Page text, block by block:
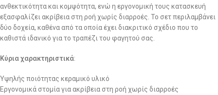
ανθεκτικότητα και κομψότητα, ενώ η εργονομική τους κατασκευή
εξασφαλίζει ακρίβεια στη ροή χωρίς διαρροές. Το σετ περιλαμβάνει
δύο δοχεία, καθένα από τα οποία έχει διακριτικό σχέδιο που το
καθιστά ιδανικό για το τραπέζι του φαγητού σας.
Κύρια χαρακτηριστικά:
Υψηλής ποιότητας κεραμικό υλικό
Εργονομικά στομία για ακρίβεια στη ροή χωρίς διαρροές